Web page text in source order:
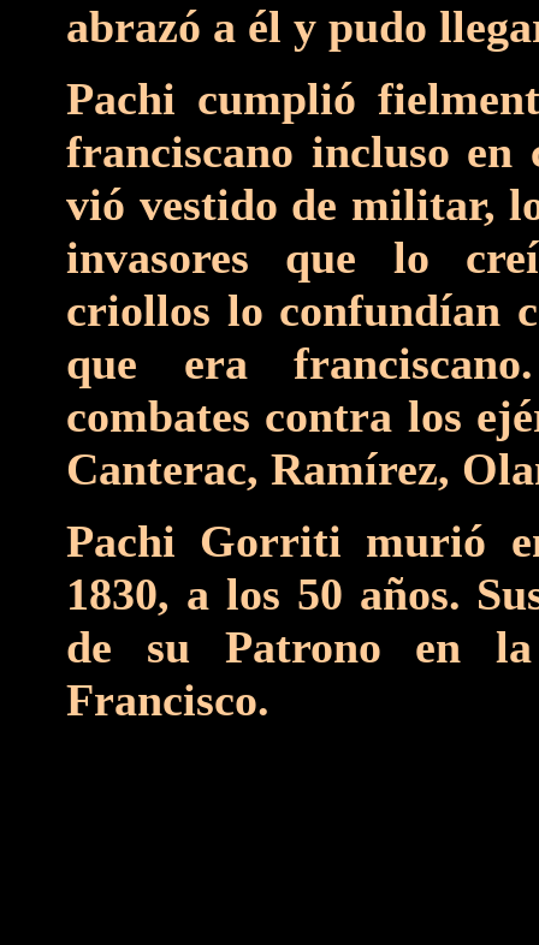
abrazó a él y pudo
Pachi cumplió
franciscano incluso
vió vestido de militar,
invasores que lo
criollos lo confundían
que era
combates contra los
Canterac, Ramírez,
Pachi Gorriti murió
1830, a los 50 años.
de su Patrono en
Francisco.